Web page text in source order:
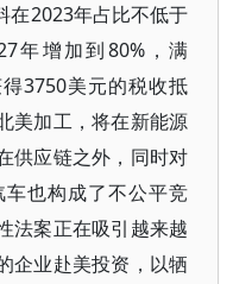
在2023年占比不低于
年增加到80%，满
3750美元的税收抵
美加工，将在新能源
供应链之外，同时对
也构成了不公平竞
法案正在吸引越来越
企业赴美投资，以牺